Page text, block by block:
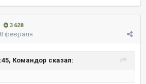
3 628
8 февраля
Командор сказал: